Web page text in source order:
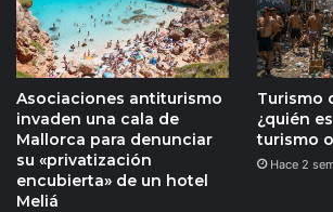
Asociaciones antiturismo
invaden una cala de
Mallorca para denunciar
su «privatización
encubierta» de un hotel
Meliá
Turismo
¿quién
turismo
Hace 2